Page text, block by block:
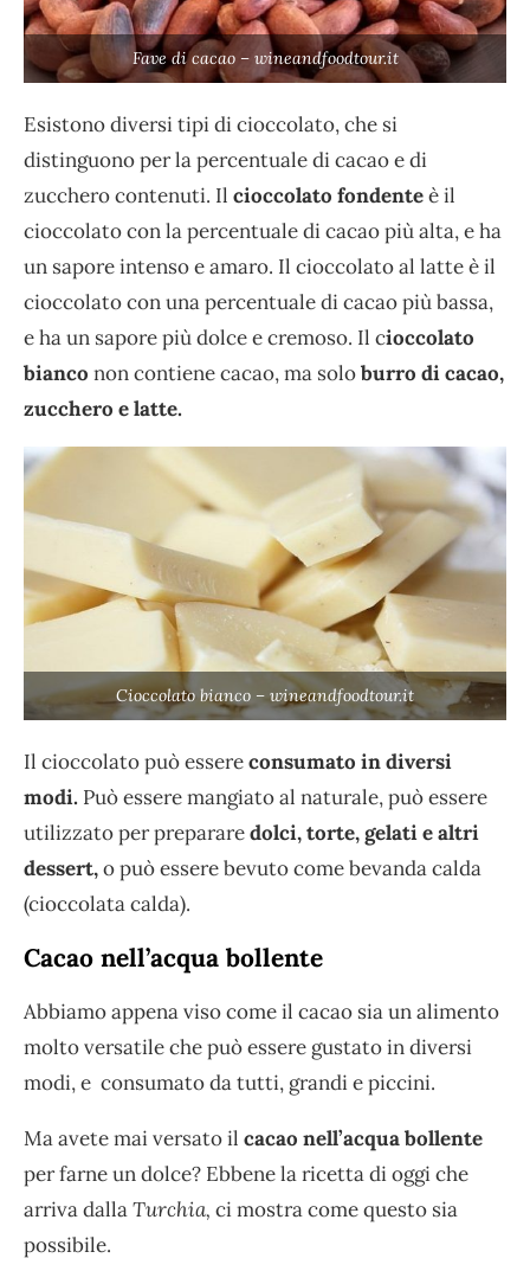
Fave di cacao – wineandfoodtour.it
Esistono diversi tipi di cioccolato, che si
distinguono per la percentuale di cacao e di
zucchero contenuti. Il cioccolato fondenteè il
cioccolato con la percentuale di cacao più alta, e ha
un sapore intenso e amaro. Il cioccolato al latte è il
cioccolato con una percentuale di cacao più bassa,
e ha un sapore più dolce e cremoso. Il cioccolato
bianco non contiene cacao, ma soloburro di cacao,
zucchero e latte.
Cioccolato bianco – wineandfoodtour.it
Il cioccolato può essereconsumato in diversi
modi. Può essere mangiato al naturale, può essere
utilizzato per prepararedolci, torte, gelati e altri
dessert,o può essere bevuto come bevanda calda
(cioccolata calda).
Cacao nell’acqua bollente
Abbiamo appena viso come il cacao sia un alimento
molto versatile che può essere gustato in diversi
modi, e consumato da tutti, grandi e piccini.
Ma avete mai versato il cacao nell’acqua bollente
per farne un dolce? Ebbene la ricetta di oggi che
arriva dallaTurchia, ci mostra come questo sia
possibile.